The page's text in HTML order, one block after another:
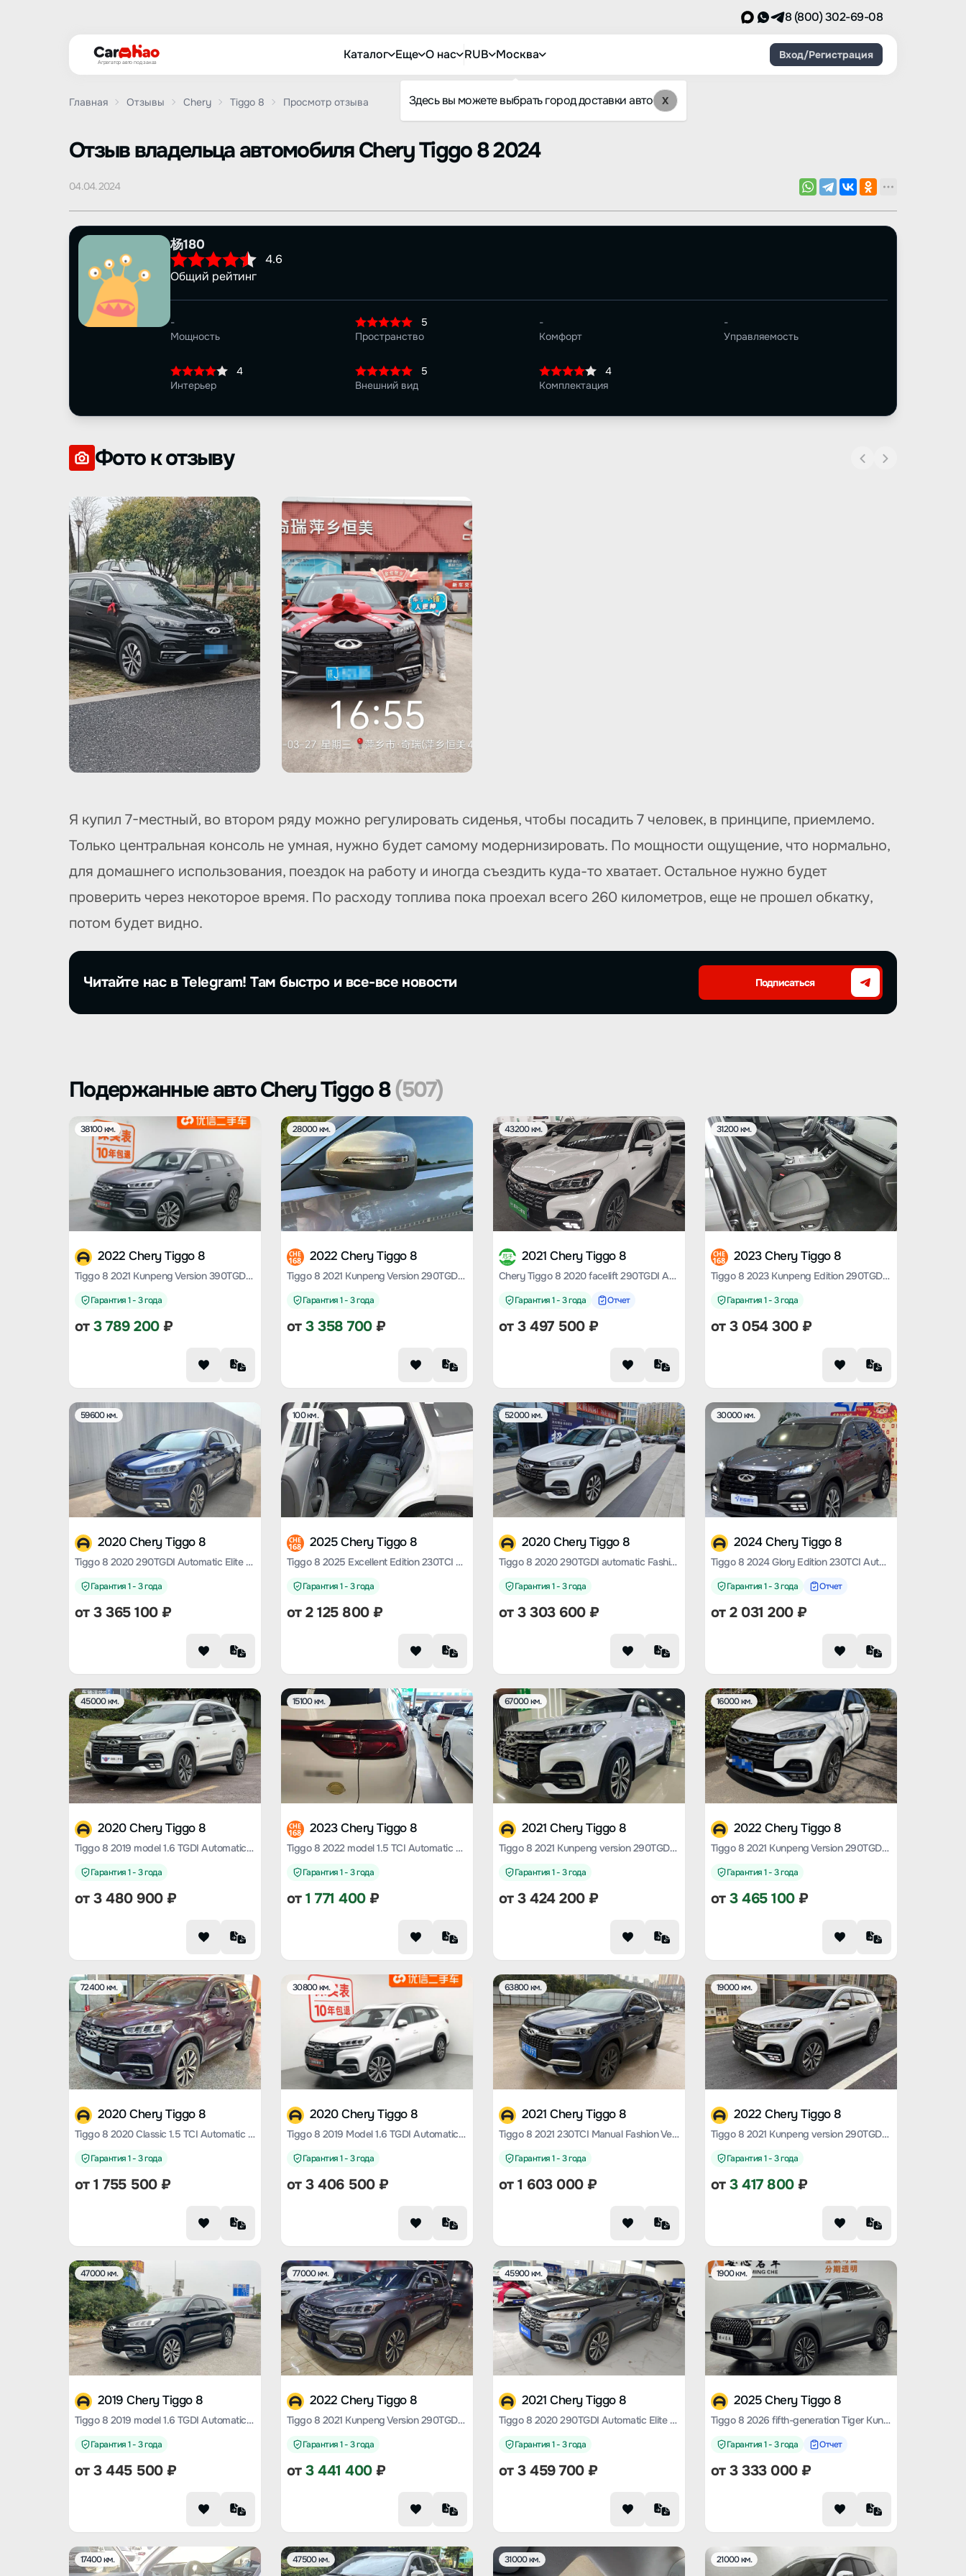
8 (800) 302-69-08
Агрегатор авто под заказ
Каталог Еще О нас RUB Москва
Здесь вы можете выбрать город доставки авто X
Вход/Регистрация
Главная Отзывы Chery Tiggo 8 Просмотр отзыва
Oтзыв владельца автомобиляChery Tiggo 8 2024
04.04.2024
杨180
4.6
Общий рейтинг
-
Мощность
5
Пространство
-
Комфорт
-
Управляемость
4
Интерьер
5
Внешний вид
4
Комплектация
Фото к отзыву
Я купил 7-местный, во втором ряду можно регулировать сиденья, чтобы посадить 7 человек, в принципе, приемлемо.
Только центральная консоль не умная, нужно будет самому модернизировать. По мощности ощущение, что нормально,
для домашнего использования, поездок на работу и иногда съездить куда-то хватает. Остальное нужно будет
проверить через некоторое время. По расходу топлива пока проехал всего 260 километров, еще не прошел обкатку,
потом будет видно.
Читайте нас в Telegram! Там быстро и все-все новости Подписаться
Подержанные авто Chery Tiggo 8(507)
38100 км.
2022 Chery Tiggo 8
Tiggo 8 2021 Kunpeng Version 390TGDI Automatic Rocker Version
Гарантия 1 - 3 года
от3 789 200₽
28000 км.
CHE
168 2022 Chery Tiggo 8
Tiggo 8 2021 Kunpeng Version 290TGDI Automatic Wind + Version
Гарантия 1 - 3 года
от3 358 700₽
43200 км.
2021 Chery Tiggo 8
Chery Tiggo 8 2020 facelift 290TGDI Automatic Elite Edition
Гарантия 1 - 3 года Отчет
от3 497 500₽
31200 км.
CHE
168 2023 Chery Tiggo 8
Tiggo 8 2023 Kunpeng Edition 290TGDI Automatic Excellent Edition
Гарантия 1 - 3 года
от3 054 300₽
59600 км.
2020 Chery Tiggo 8
Tiggo 8 2020 290TGDI Automatic Elite Edition
Гарантия 1 - 3 года
от3 365 100₽
100 км.
CHE
168 2025 Chery Tiggo 8
Tiggo 8 2025 Excellent Edition 230TCI Automatic Deluxe Edition 5 Seats
Гарантия 1 - 3 года
от2 125 800₽
52000 км.
2020 Chery Tiggo 8
Tiggo 8 2020 290TGDI automatic Fashion Version
Гарантия 1 - 3 года
от3 303 600₽
30000 км.
2024 Chery Tiggo 8
Tiggo 8 2024 Glory Edition 230TCI Automatic Excellence Edition 5 Seats
Гарантия 1 - 3 года Отчет
от2 031 200₽
45000 км.
2020 Chery Tiggo 8
Tiggo 8 2019 model 1.6 TGDI Automatic Elite Edition
Гарантия 1 - 3 года
от3 480 900₽
15100 км.
CHE
168 2023 Chery Tiggo 8
Tiggo 8 2022 model 1.5 TCI Automatic Special Edition 5 seats
Гарантия 1 - 3 года
от1 771 400₽
67000 км.
2021 Chery Tiggo 8
Tiggo 8 2021 Kunpeng version 290TGDI automatic wind-by-wind version
Гарантия 1 - 3 года
от3 424 200₽
16000 км.
2022 Chery Tiggo 8
Tiggo 8 2021 Kunpeng Version 290TGDI Automatic Rocker Version+
Гарантия 1 - 3 года
от3 465 100₽
72400 км.
2020 Chery Tiggo 8
Tiggo 8 2020 Classic 1.5 TCI Automatic Premium Edition 7 Seats
Гарантия 1 - 3 года
от1 755 500₽
30800 км.
2020 Chery Tiggo 8
Tiggo 8 2019 Model 1.6 TGDI Automatic Deluxe Edition
Гарантия 1 - 3 года
от3 406 500₽
63800 км.
2021 Chery Tiggo 8
Tiggo 8 2021 230TCI Manual Fashion Version
Гарантия 1 - 3 года
от1 603 000₽
19000 км.
2022 Chery Tiggo 8
Tiggo 8 2021 Kunpeng version 290TGDI automatic Wind-by-wind version+
Гарантия 1 - 3 года
от3 417 800₽
47000 км.
2019 Chery Tiggo 8
Tiggo 8 2019 model 1.6 TGDI Automatic Elite Edition
Гарантия 1 - 3 года
от3 445 500₽
77000 км.
2022 Chery Tiggo 8
Tiggo 8 2021 Kunpeng Version 290TGDI Automatic Rocker Version+
Гарантия 1 - 3 года
от3 441 400₽
45900 км.
2021 Chery Tiggo 8
Tiggo 8 2020 290TGDI Automatic Elite Edition
Гарантия 1 - 3 года
от3 459 700₽
1900 км.
2025 Chery Tiggo 8
Tiggo 8 2026 fifth-generation Tiger Kunpeng 1.6T automatic premium type
Гарантия 1 - 3 года Отчет
от3 333 000₽
17400 км. 47500 км. 31000 км. 21000 км.